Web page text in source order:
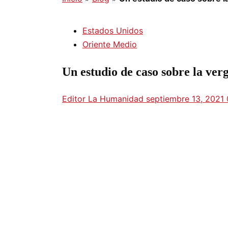
Estados Unidos
Oriente Medio
Un estudio de caso sobre la
Editor La Humanidad septiembre 13, 2021